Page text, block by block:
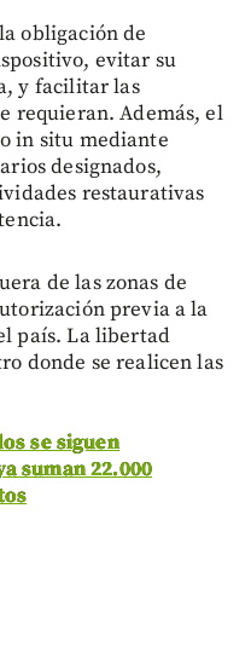
obligación de
evitar su
y facilitar las
requieran. Además, el
in situ mediante
designados,
restaurativas
de las zonas de
previa a la
país. La libertad
donde se realicen las
se siguen
suman 22.000